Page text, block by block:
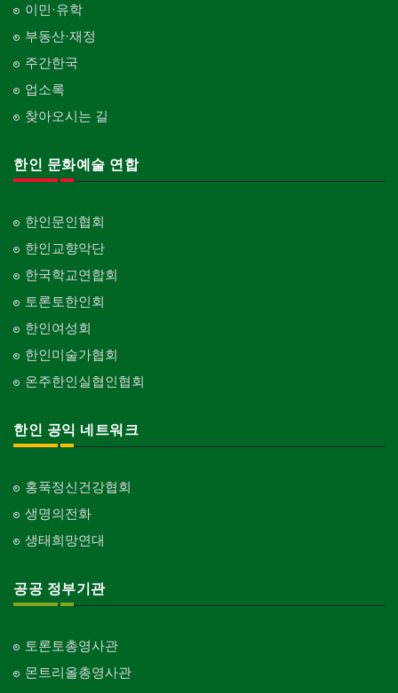
이민·유학
부동산·재정
주간한국
업소록
찾아오시는 길
한인 문화예술 연합
한인문인협회
한인교향악단
한국학교연합회
토론토한인회
한인여성회
한인미술가협회
온주한인실협인협회
한인 공익 네트워크
홍푹정신건강협회
생명의전화
생태희망연대
공공 정부기관
토론토총영사관
몬트리올총영사관